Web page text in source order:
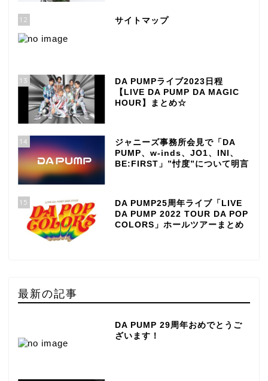
12 サイトマップ
13
DA PUMPライブ2023日程
【LIVE DA PUMP DA MAGIC
HOUR】まとめ☆
14
ジャニーズ事務所会見で「DA
PUMP、w-inds、JO1、INI、
BE:FIRST」”忖度”について明言
15
DA PUMP25周年ライブ「LIVE
DA PUMP 2022 TOUR DA POP
COLORS」ホールツアーまとめ
最新の記事
DA PUMP 29周年おめでとうご
ざいます！